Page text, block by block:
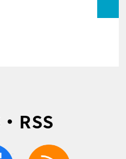
RSS
facebook